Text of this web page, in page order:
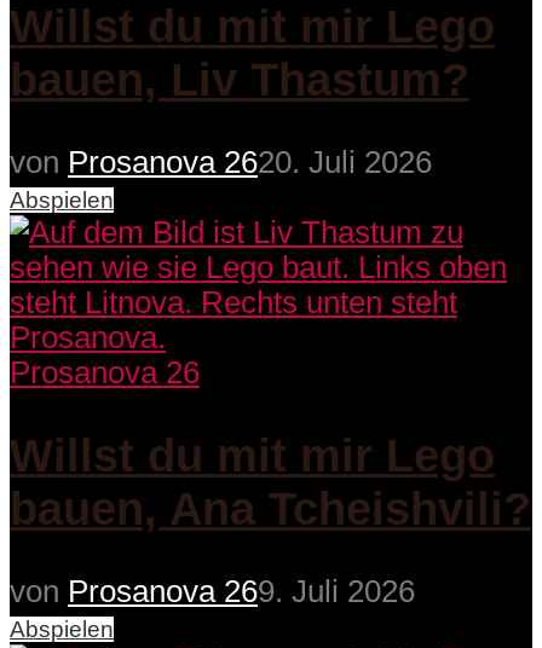
Willst du mit mir Lego
bauen, Liv Thastum?
von Prosanova 2620. Juli 2026
Abspielen
Prosanova 26
Willst du mit mir Lego
bauen, Ana Tcheishvili?
von Prosanova 269. Juli 2026
Abspielen